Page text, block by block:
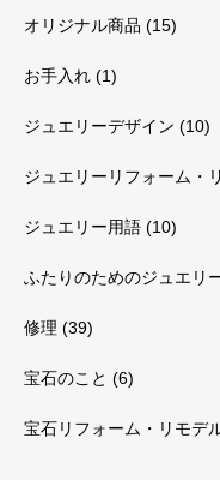
オリジナル商品 (15)
お手入れ (1)
ジュエリーデザイン (10)
ジュエリーリフォーム・
ジュエリー用語 (10)
ふたりのためのジュエリ
修理 (39)
宝石のこと (6)
宝石リフォーム・リモデ